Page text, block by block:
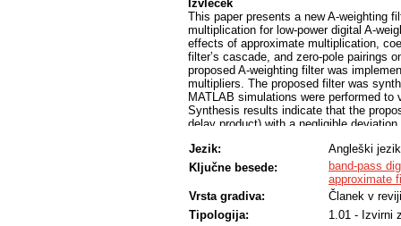
Izvleček
This paper presents a new A-weighting
multiplication for low-power digital A-
effects of approximate multiplication,
filter’s cascade, and zero-pole pairings
proposed A-weighting filter was
multipliers. The proposed filter was
MATLAB simulations were performed to
Synthesis results indicate that the
delay product) with a negligible
deployed in environmental noise
Jezik:
Angleški jezik
Ključne besede:
band-pass
approximate
Vrsta gradiva:
Članek v reviji
Tipologija:
1.01 - Izvirni